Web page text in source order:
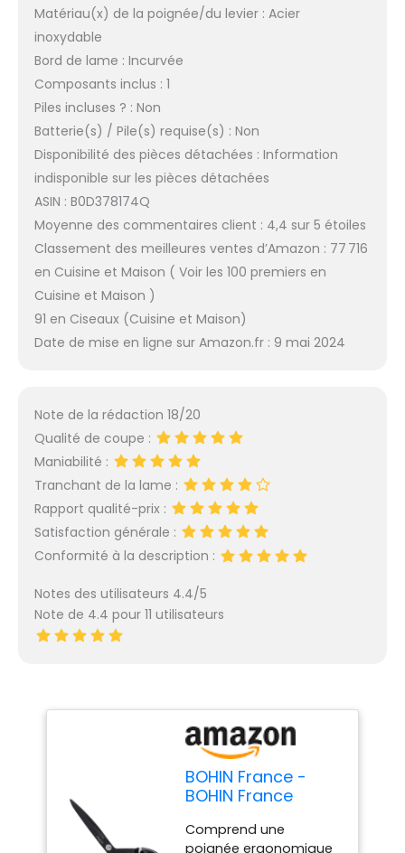
Matériau(x) de la poignée/du levier : Acier
inoxydable
Bord de lame : Incurvée
Composants inclus : 1
Piles incluses ? : Non
Batterie(s) / Pile(s) requise(s) : Non
Disponibilité des pièces détachées : Information
indisponible sur les pièces détachées
ASIN : B0D378174Q
Moyenne des commentaires client : 4,4 sur 5 étoiles
Classement des meilleures ventes d’Amazon : 77 716
en Cuisine et Maison ( Voir les 100 premiers en
Cuisine et Maison )
91 en Ciseaux (Cuisine et Maison)
Date de mise en ligne sur Amazon.fr : 9 mai 2024
Note de la rédaction 18/20
Qualité de coupe :
Maniabilité :
Tranchant de la lame :
Rapport qualité-prix :
Satisfaction générale :
Conformité à la description :
Notes des utilisateurs 4.4/5
Note de 4.4 pour 11 utilisateurs
BOHIN France -
BOHIN France
Titane Recouvert
Comprend une
poignée ergonomique